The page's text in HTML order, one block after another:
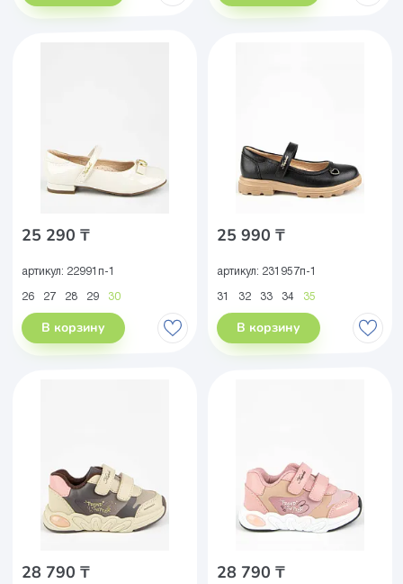
25 290 ₸
артикул: 22991п-1
26 27 28 29 30
В корзину
25 990 ₸
артикул: 231957п-1
31 32 33 34 35
В корзину
28 790 ₸ 28 790 ₸